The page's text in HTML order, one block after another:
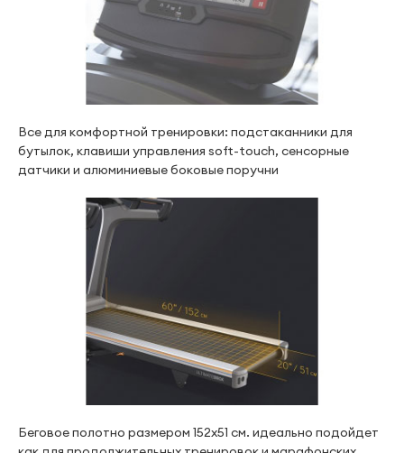
Все для комфортной тренировки: подстаканники для
бутылок, клавиши управления soft-touch, сенсорные
датчики и алюминиевые боковые поручни
Беговое полотно размером 152х51 см. идеально подойдет